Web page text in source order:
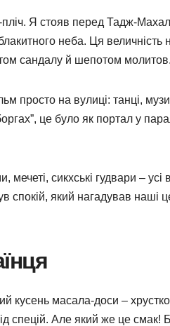
пліч. Я стояв перед Тадж-
неба. Ця величність
сандалу й шепотом молитов.
просто на вулиці: танці,
це було як портал у
мечеті, сикхські гудвари –
який нагадував наші
кусень масала-доси –
спецій. Але який же це смак!